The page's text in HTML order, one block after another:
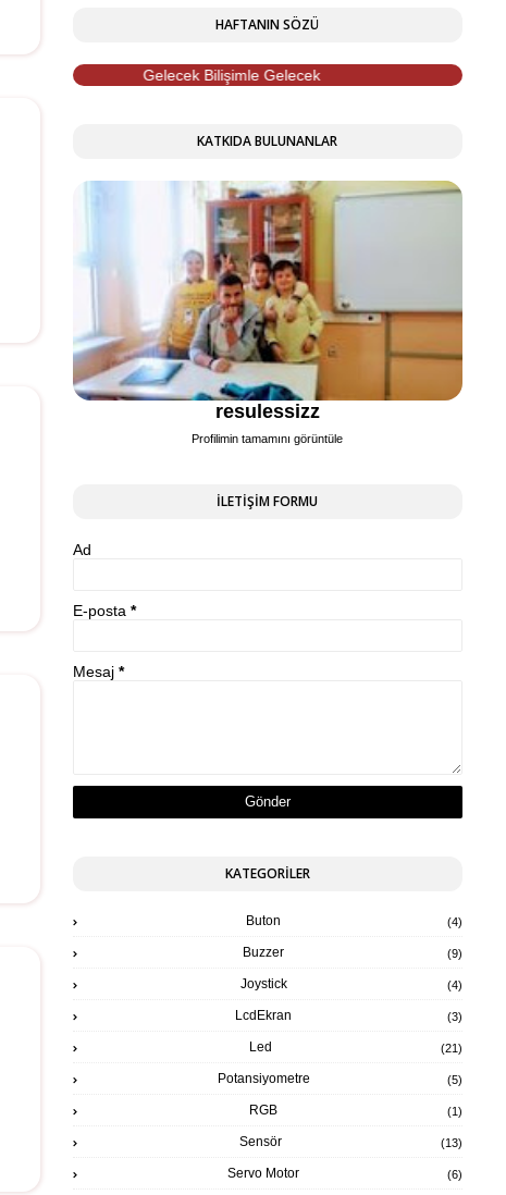
HAFTANIN SÖZÜ
Gelecek Bilişimle Gelecek
KATKIDA BULUNANLAR
resulessizz
Profilimin tamamını görüntüle
İLETİŞİM FORMU
Ad
E-posta *
Mesaj *
KATEGORİLER
Buton (4)
Buzzer (9)
Joystick (4)
LcdEkran (3)
Led (21)
Potansiyometre (5)
RGB (1)
Sensör (13)
Servo Motor (6)